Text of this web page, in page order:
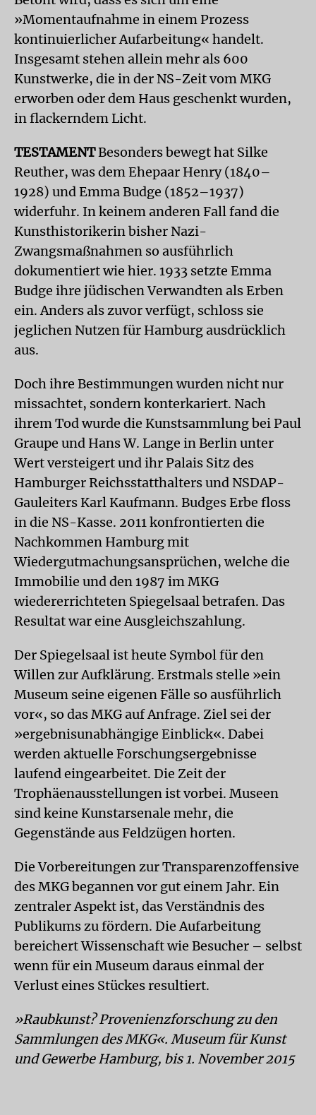
»Momentaufnahme in einem Prozess
kontinuierlicher Aufarbeitung« handelt.
Insgesamt stehen allein mehr als 600
Kunstwerke, die in der NS-Zeit vom MKG
erworben oder dem Haus geschenkt wurden,
in flackerndem Licht.
TESTAMENTBesonders bewegt hat Silke
Reuther, was dem Ehepaar Henry (1840–
1928) und Emma Budge (1852–1937)
widerfuhr. In keinem anderen Fall fand die
Kunsthistorikerin bisher Nazi-
Zwangsmaßnahmen so ausführlich
dokumentiert wie hier. 1933 setzte Emma
Budge ihre jüdischen Verwandten als Erben
ein. Anders als zuvor verfügt, schloss sie
jeglichen Nutzen für Hamburg ausdrücklich
aus.
Doch ihre Bestimmungen wurden nicht nur
missachtet, sondern konterkariert. Nach
ihrem Tod wurde die Kunstsammlung bei Paul
Graupe und Hans W. Lange in Berlin unter
Wert versteigert und ihr Palais Sitz des
Hamburger Reichsstatthalters und NSDAP-
Gauleiters Karl Kaufmann. Budges Erbe floss
in die NS-Kasse. 2011 konfrontierten die
Nachkommen Hamburg mit
Wiedergutmachungsansprüchen, welche die
Immobilie und den 1987 im MKG
wiedererrichteten Spiegelsaal betrafen. Das
Resultat war eine Ausgleichszahlung.
Der Spiegelsaal ist heute Symbol für den
Willen zur Aufklärung. Erstmals stelle »ein
Museum seine eigenen Fälle so ausführlich
vor«, so das MKG auf Anfrage. Ziel sei der
»ergebnisunabhängige Einblick«. Dabei
werden aktuelle Forschungsergebnisse
laufend eingearbeitet. Die Zeit der
Trophäenausstellungen ist vorbei. Museen
sind keine Kunstarsenale mehr, die
Gegenstände aus Feldzügen horten.
Die Vorbereitungen zur Transparenzoffensive
des MKG begannen vor gut einem Jahr. Ein
zentraler Aspekt ist, das Verständnis des
Publikums zu fördern. Die Aufarbeitung
bereichert Wissenschaft wie Besucher – selbst
wenn für ein Museum daraus einmal der
Verlust eines Stückes resultiert.
»Raubkunst? Provenienzforschung zu den
Sammlungen des MKG«. Museum für Kunst
und Gewerbe Hamburg, bis 1. November 2015